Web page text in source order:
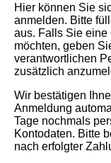
Hier können Sie
anmelden. Bitte
aus. Falls Sie eine
möchten, geben
verantwortlichen
zusätzlich
Wir bestätigen
Anmeldung
Tage nochmals
Kontodaten. Bitte
nach erfolgter